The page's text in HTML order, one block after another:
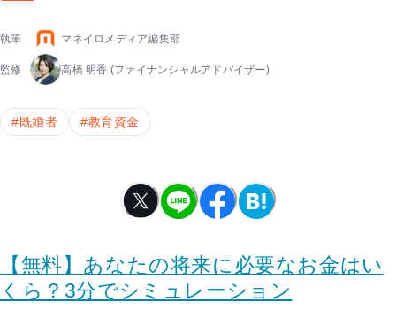
執筆 マネイロメディア編集部
監修 高橋 明香 (ファイナンシャルアドバイザー)
#既婚者 #教育資金
【無料】あなたの将来に必要なお金はい
くら？3分でシミュレーション